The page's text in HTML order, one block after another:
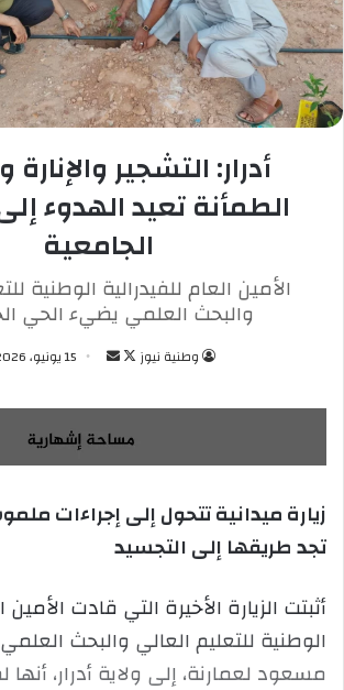
أدرار: التشجير
الطمأنة تعيد الهدوء
الجامعية
الأمين العام للفيدرالية الوطنية
والبحث العلمي يضيء الحي
وطنية نيوز
ت
ب
ع
ع
ى
X
س
ل
ب
ي
ل
ك
ت
15 يونيو، 2026
زيارة ميدانية تتحول إلى إجراءات
تجد طريقها إلى التجسيد
أثبتت الزيارة الأخيرة التي قادت الأمين
الوطنية للتعليم العالي والبحث
مسعود لعمارنة، إلى ولاية أدرار،